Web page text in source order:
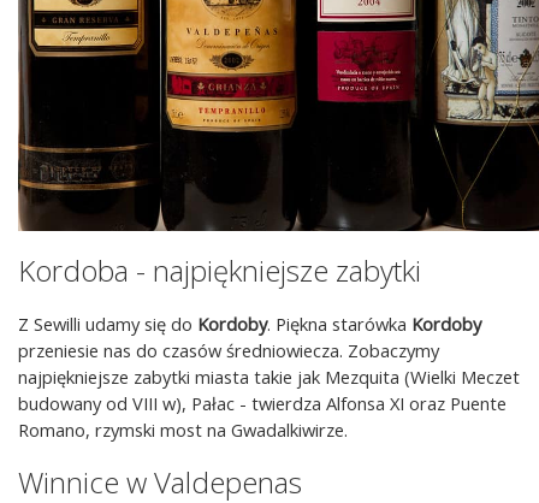
Kordoba - najpiękniejsze zabytki
Z Sewilli udamy się do Kordoby. Piękna starówka Kordoby
przeniesie nas do czasów średniowiecza. Zobaczymy
najpiękniejsze zabytki miasta takie jak Mezquita (Wielki Meczet
budowany od VIII w), Pałac - twierdza Alfonsa XI oraz Puente
Romano, rzymski most na Gwadalkiwirze.
Winnice w Valdepenas